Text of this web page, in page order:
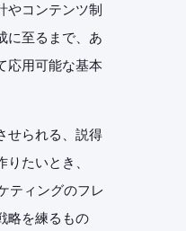
やコンテンツ制
に至るまで、あ
応用可能な基本
せられる、説得
たいとき、
ティングのフレ
略を練るもの